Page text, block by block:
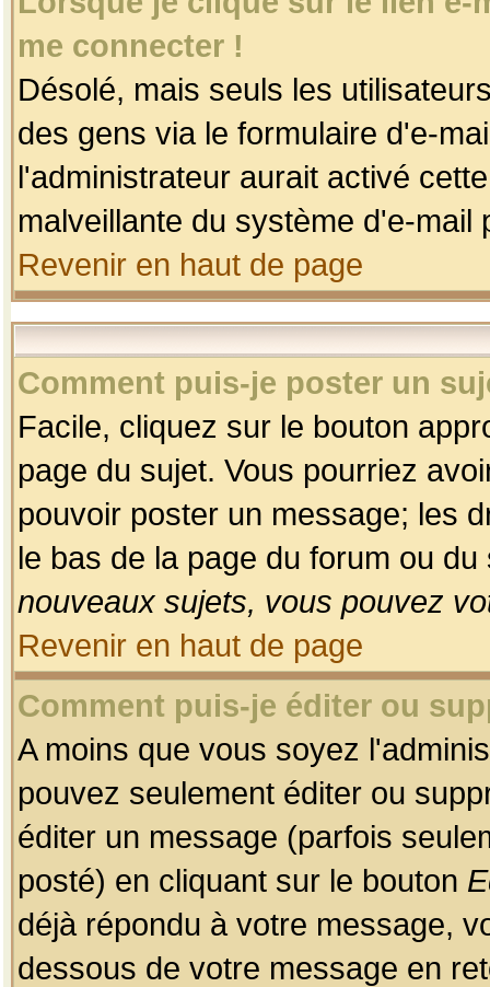
me connecter !
Désolé, mais seuls les
des gens via le formulaire d'e-
l'administrateur aurait activé
malveillante du système d'e-
Revenir en haut de page
Comment puis-je poster un
Facile, cliquez sur le bouton
page du sujet. Vous pourriez
pouvoir poster un message; les
le bas de la page du forum ou
nouveaux sujets, vous pouvez
Revenir en haut de page
Comment puis-je éditer ou
A moins que vous soyez
pouvez seulement éditer ou
éditer un message (parfois
posté) en cliquant sur le bouton
déjà répondu à votre message,
dessous de votre message en